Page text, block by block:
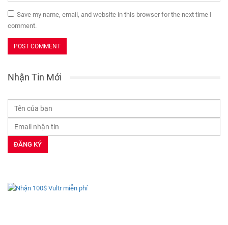
Save my name, email, and website in this browser for the next time I
comment.
Nhận Tin Mới